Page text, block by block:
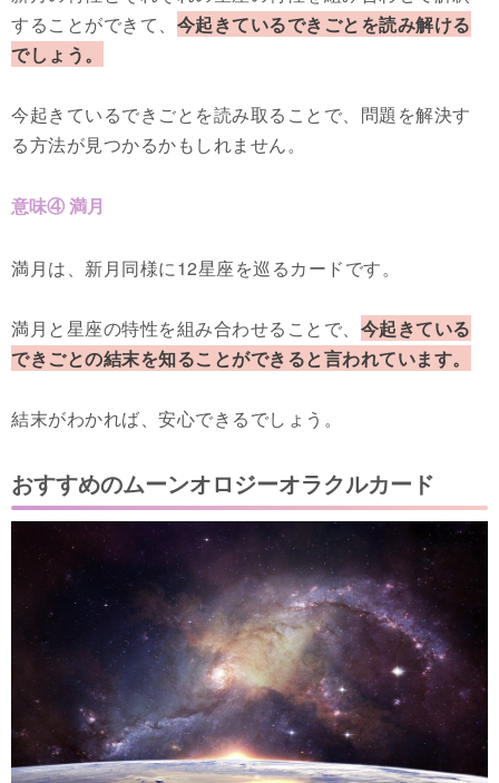
することができて、 今起きているできごとを読み解ける
でしょう。
今起きているできごとを読み取ることで、問題を解決す
る方法が見つかるかもしれません。
意味④ 満月
満月は、新月同様に12星座を巡るカードです。
満月と星座の特性を組み合わせることで、 今起きている
できごとの結末を知ることができると言われています。
結末がわかれば、安心できるでしょう。
おすすめのムーンオロジーオラクルカード